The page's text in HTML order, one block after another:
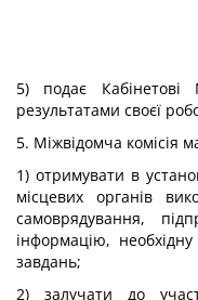
5) подає Кабінетові
результатами своєї
5. Міжвідомча комісія
1) отримувати в
місцевих органів
самоврядування,
інформацію,
завдань;
2) залучати до